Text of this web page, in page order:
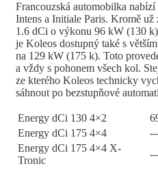
Francouzská automobilka
Intens a Initiale Paris. Kromě
1.6 dCi o výkonu 96 kW (130
je Koleos dostupný také s
na 129 kW (175 k). Toto
a vždy s pohonem všech kol.
ze kterého Koleos technicky
sáhnout po bezstupňové
Energy dCi 130 4×2
Energy dCi 175 4×4
Energy dCi 175 4×4 X-
Tronic